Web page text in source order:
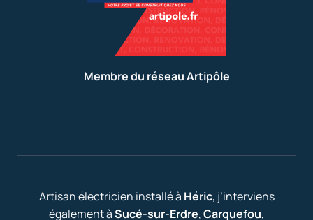
Membre du réseau Artipôle
Artisan électricien installé à Héric, j’interviens
également àSucé-sur-Erdre,Carquefou,